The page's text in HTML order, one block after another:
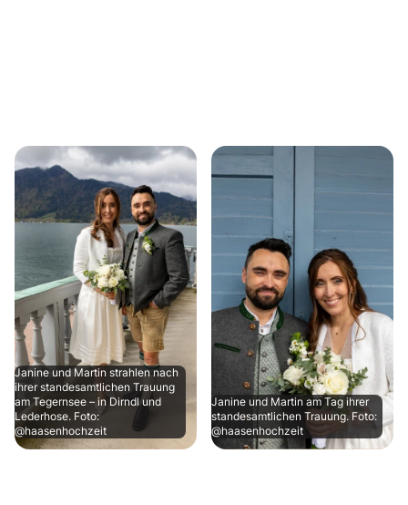
Janine und Martin strahlen nach
ihrer standesamtlichen Trauung
am Tegernsee – in Dirndl und
Lederhose. Foto:
@haasenhochzeit
Janine und Martin am Tag ihrer
standesamtlichen Trauung. Foto:
@haasenhochzeit